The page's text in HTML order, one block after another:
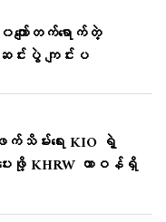
ျော်တက်ရောက်တဲ့
းပွဲ ကျင်းပ
သိမ်းရေး KIO ရဲ့
ေးဖို့ KHRW တာဝန်ရှိ